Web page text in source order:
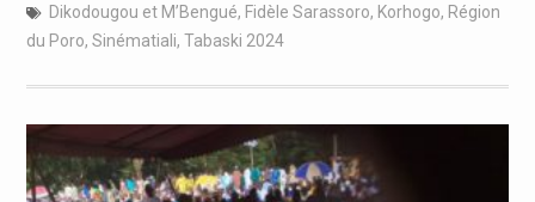
Dikodougou et M’Bengué, Fidèle Sarassoro, Korhogo, Région
du Poro, Sinématiali, Tabaski 2024